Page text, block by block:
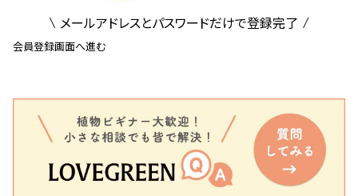
メールアドレスとパスワードだけで登録完了
会員登録画面へ進む